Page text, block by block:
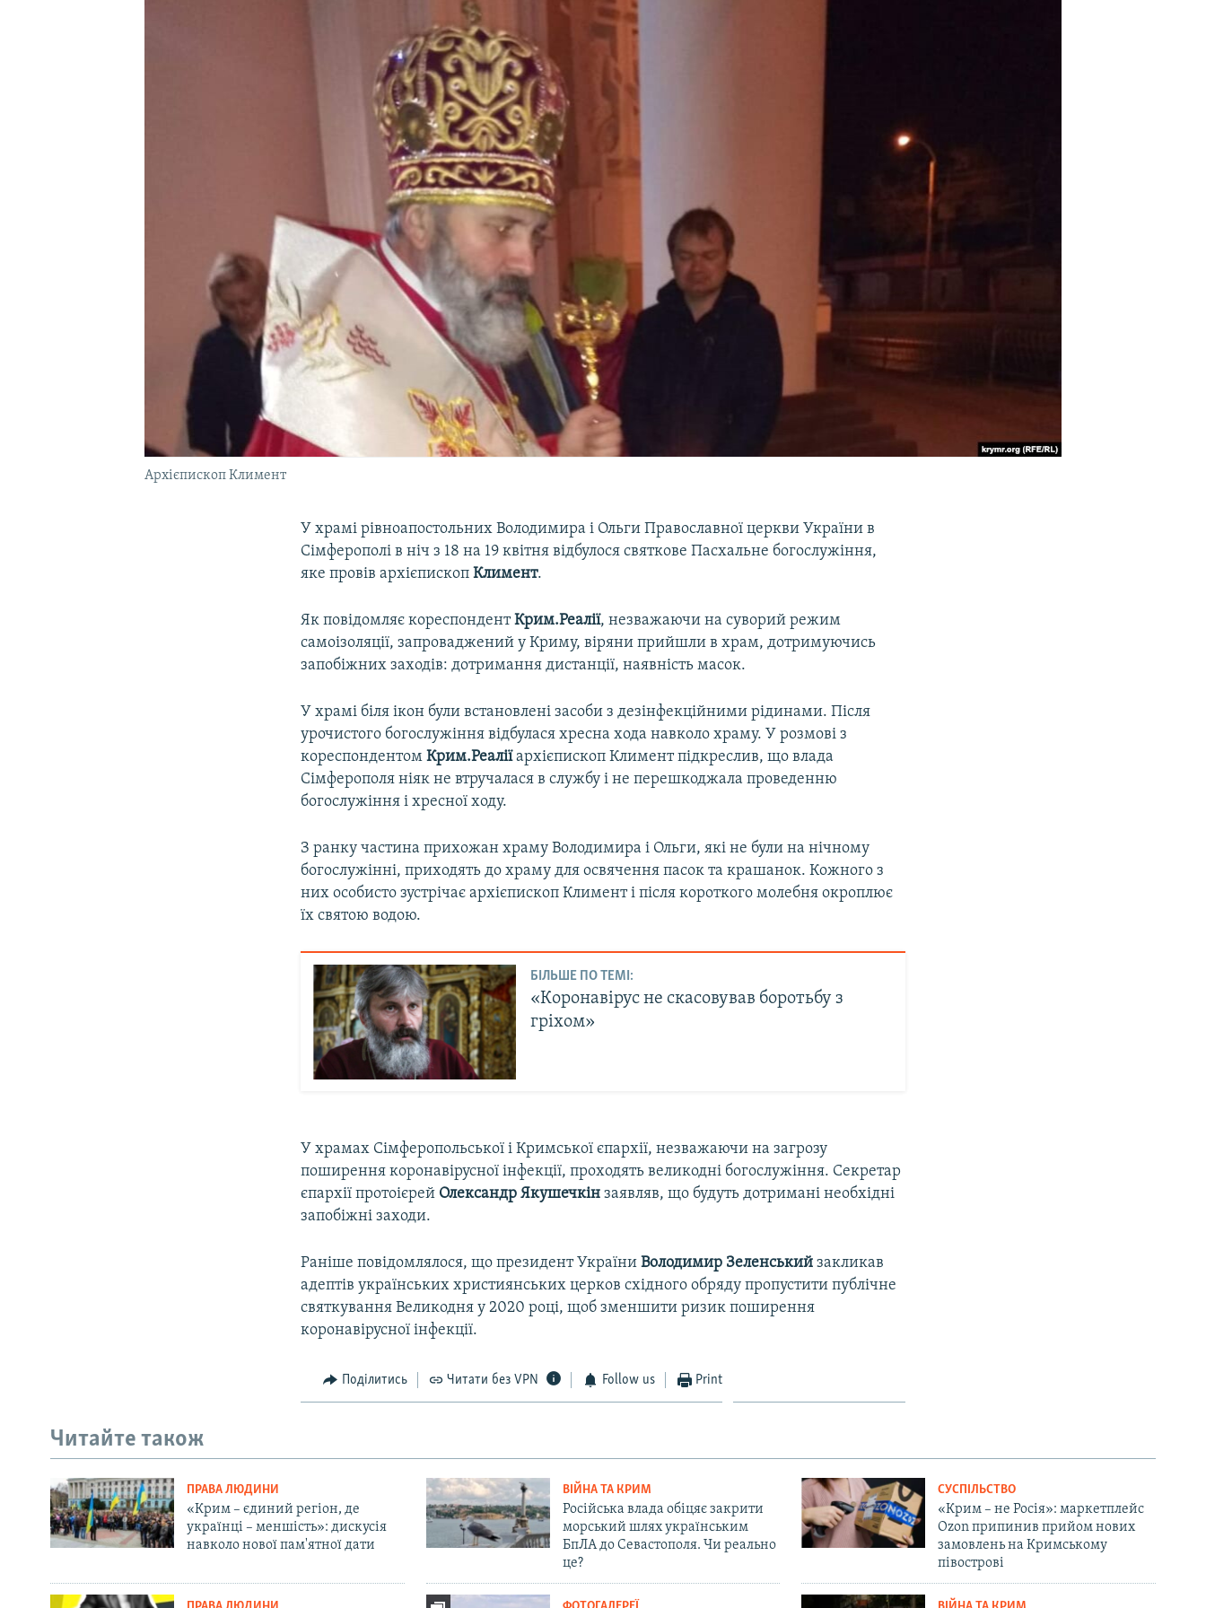
Архієпископ Климент
У храмі рівноапостольних Володимира і Ольги Православної церкви України в
Сімферополі в ніч з 18 на 19 квітня відбулося святкове Пасхальне богослужіння,
яке провів архієпископКлимент.
Як повідомляє кореспондентКрим.Реалії, незважаючи на суворий режим
самоізоляції, запроваджений у Криму, віряни прийшли в храм, дотримуючись
запобіжних заходів: дотримання дистанції, наявність масок.
У храмі біля ікон були встановлені засоби з дезінфекційними рідинами. Після
урочистого богослужіння відбулася хресна хода навколо храму. У розмові з
кореспондентомКрим.Реаліїархієпископ Климент підкреслив, що влада
Сімферополя ніяк не втручалася в службу і не перешкоджала проведенню
богослужіння і хресної ходу.
З ранку частина прихожан храму Володимира і Ольги, які не були на нічному
богослужінні, приходять до храму для освячення пасок та крашанок. Кожного з
них особисто зустрічає архієпископ Климент і після короткого молебня окроплює
їх святою водою.
БІЛЬШЕ ПО ТЕМІ:
«Коронавірус не скасовував боротьбу з
гріхом»
У храмах Сімферопольської і Кримської єпархії, незважаючи на загрозу
поширення коронавірусної інфекції, проходять великодні богослужіння. Секретар
єпархії протоієрей Олександр Якушечкін заявляв, що будуть дотримані необхідні
запобіжні заходи.
Раніше повідомлялося, що президент України Володимир Зеленськийзакликав
адептів українських християнських церков східного обряду пропустити публічне
святкування Великодня у 2020 році, щоб зменшити ризик поширення
коронавірусної інфекції.
Поділитись Читати без VPN Follow us Print
Читайте також
ПРАВА ЛЮДИНИ
«Крим – єдиний регіон, де
українці – меншість»: дискусія
навколо нової пам'ятної дати
ВІЙНА ТА КРИМ
Російська влада обіцяє закрити
морський шлях українським
БпЛА до Севастополя. Чи реально
це?
СУСПІЛЬСТВО
«Крим – не Росія»: маркетплейс
Ozon припинив прийом нових
замовлень на Кримському
півострові